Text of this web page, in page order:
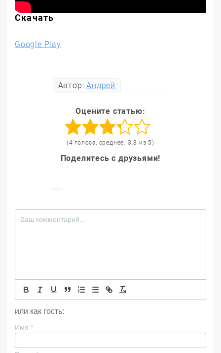
Скачать
Google Play
Автор:Андрей
Оцените статью:
(4 голоса, среднее: 3.3 из 5)
Поделитесь с друзьями!
или как гость:
Имя *